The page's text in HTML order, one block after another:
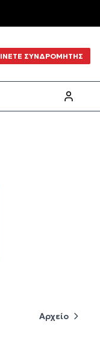
ΣΥΝΔΡΟΜΗΤΗΣ
Αρχείο